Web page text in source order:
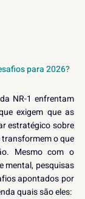
para 2026?
NR-1 enfrentam
exigem que as
estratégico sobre
o que
Mesmo com o
mental, pesquisas
apontados por
quais são eles: